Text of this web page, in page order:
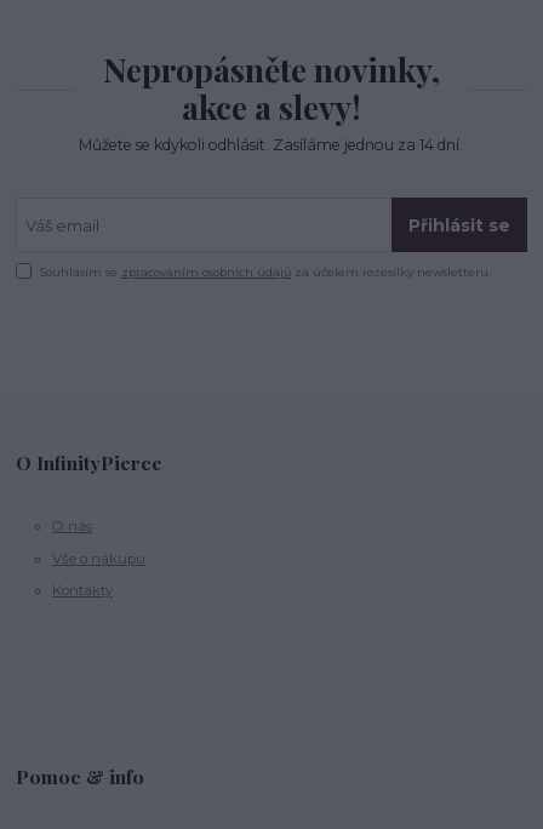
Nepropásněte novinky,
akce a slevy!
Můžete se kdykoli odhlásit. Zasíláme jednou za 14 dní.
Přihlásit se
Souhlasím se zpracováním osobních údajů za účelem rozesílky newsletteru.
O InfinityPierce
O nás
Vše o nákupu
Kontakty
Pomoc & info